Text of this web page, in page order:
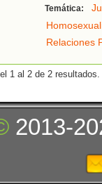
Temática:
Relaciones
1 al 2 de 2 resultados.
2013-